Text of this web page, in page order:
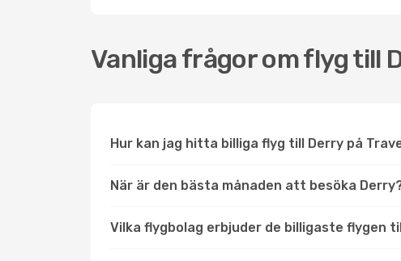
Vanliga frågor om flyg till
Hur kan jag hitta billiga flyg till Derry på
När är den bästa månaden att besöka
Vilka flygbolag erbjuder de billigaste flygen